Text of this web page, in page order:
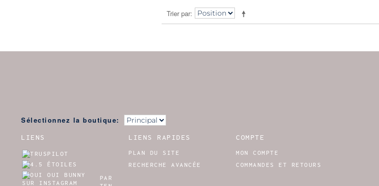
Trier par
Sélectionnez la boutique:
LIENS
PAR
LIENS RAPIDES
PLAN DU SITE
RECHERCHE AVANCÉE
COMPTE
MON COMPTE
COMMANDES ET RETOURS